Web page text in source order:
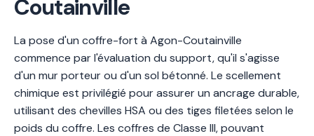
Coutainville
La pose d'un coffre-fort à Agon-Coutainville
commence par l'évaluation du support, qu'il s'agisse
d'un mur porteur ou d'un sol bétonné. Le scellement
chimique est privilégié pour assurer un ancrage durable,
utilisant des chevilles HSA ou des tiges filetées selon le
poids du coffre. Les coffres de Classe III, pouvant